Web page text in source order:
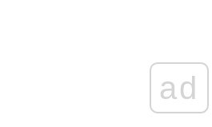
ad